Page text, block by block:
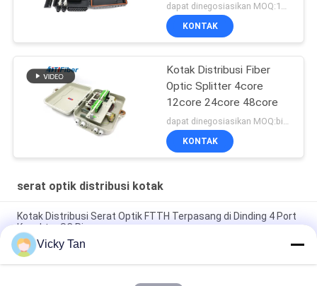
dapat dinegosiasikan MOQ:1000
KONTAK
Kotak Distribusi Fiber
Optic Splitter 4core
12core 24core 48core
dapat dinegosiasikan MOQ:bisa dinegosiasikan
KONTAK
serat optik distribusi kotak
Kotak Distribusi Serat Optik FTTH Terpasang di Dinding 4 Port
Konektor SC Ringan
Kotak Pemutusan Serat Optik Kelas IP65 Penggunaan Ftth
Luar Ruangan
Vicky Tan